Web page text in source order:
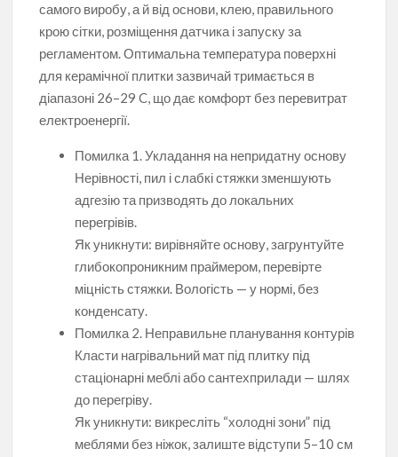
самого виробу, а й від основи, клею, правильного
крою сітки, розміщення датчика і запуску за
регламентом. Оптимальна температура поверхні
для керамічної плитки зазвичай тримається в
діапазоні 26–29 C, що дає комфорт без перевитрат
електроенергії.
Помилка 1. Укладання на непридатну основу
Нерівності, пил і слабкі стяжки зменшують
адгезію та призводять до локальних
перегрівів.
Як уникнути: вирівняйте основу, загрунтуйте
глибокопроникним праймером, перевірте
міцність стяжки. Вологість — у нормі, без
конденсату.
Помилка 2. Неправильне планування контурів
Класти нагрівальний мат під плитку під
стаціонарні меблі або сантехприлади — шлях
до перегріву.
Як уникнути: викресліть “холодні зони” під
меблями без ніжок, залиште відступи 5–10 см